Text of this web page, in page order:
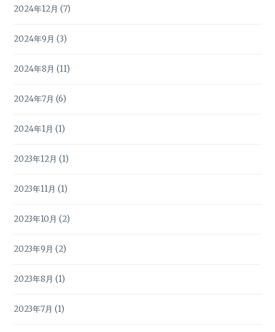
2024年12月 (7)
2024年9月 (3)
2024年8月 (11)
2024年7月 (6)
2024年1月 (1)
2023年12月 (1)
2023年11月 (1)
2023年10月 (2)
2023年9月 (2)
2023年8月 (1)
2023年7月 (1)